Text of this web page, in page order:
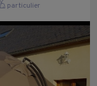
particulier